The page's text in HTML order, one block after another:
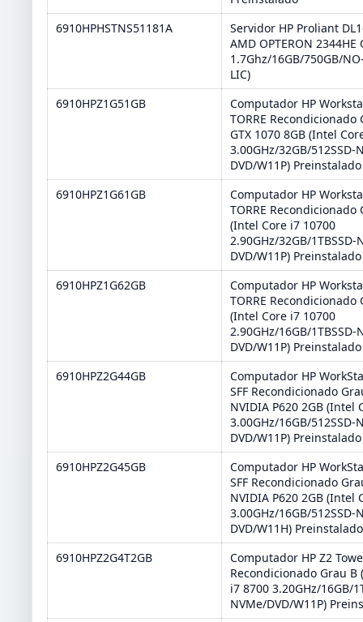
6910HPHSTNS51181A
Servidor HP Proliant
AMD OPTERON 2344HE
1.7Ghz/16GB/750GB/
LIC)
6910HPZ1G51GB
Computador HP
TORRE Recondicionado
GTX 1070 8GB (Intel
3.00GHz/32GB/512SSD-
DVD/W11P) Preinstalado
6910HPZ1G61GB
Computador HP
TORRE Recondicionado
(Intel Core i7 10700
2.90GHz/32GB/1TBSSD-
DVD/W11P) Preinstalado
6910HPZ1G62GB
Computador HP
TORRE Recondicionado
(Intel Core i7 10700
2.90GHz/16GB/1TBSSD-
DVD/W11P) Preinstalado
6910HPZ2G44GB
Computador HP
SFF Recondicionado
NVIDIA P620 2GB (Intel
3.00GHz/16GB/512SSD-
DVD/W11P) Preinstalado
6910HPZ2G45GB
Computador HP
SFF Recondicionado
NVIDIA P620 2GB (Intel
3.00GHz/16GB/512SSD-
DVD/W11H) Preinstalado
6910HPZ2G4T2GB
Computador HP Z2
Recondicionado Grau B
i7 8700 3.20GHz/16GB/
NVMe/DVD/W11P)